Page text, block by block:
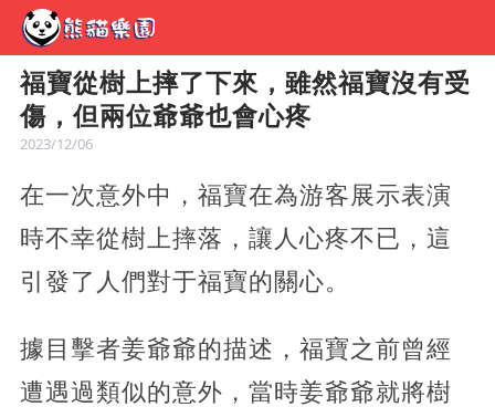
福寶從樹上摔了下來，雖然福寶沒有受
傷，但兩位爺爺也會心疼
2023/12/06
在一次意外中，福寶在為游客展示表演
時不幸從樹上摔落，讓人心疼不已，這
引發了人們對于福寶的關心。
據目擊者姜爺爺的描述，福寶之前曾經
遭遇過類似的意外，當時姜爺爺就將樹